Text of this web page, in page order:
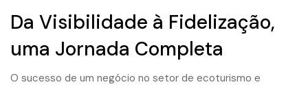
Da Visibilidade à Fidelização,
uma Jornada Completa
O sucesso de um negócio no setor de ecoturismo e